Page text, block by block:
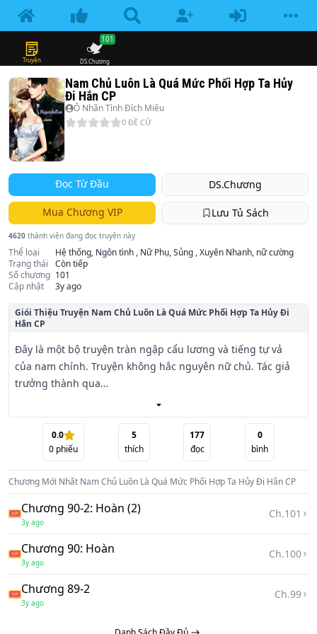
Truyện DS.Chương
101
Nam Chủ Luôn Là Quá Mức Phối Hợp Ta Hủy
Đi Hắn CP
Ô Nhãn Tình Đích Miêu
0 ĐỀ CỬ
Đọc Từ Đầu DS.Chương
Mua Chương VIP Lưu Tủ Sách
4620 thành viên đang đọc truyện này
Thể loại
Hệ thống, Ngôn tình , Nữ Phụ, Sủng , Xuyên Nhanh, nữ cường
Trạng thái
Còn tiếp
Số chương 101
Cập nhật
3y ago
Giói Thiệu Truyện Nam Chủ Luôn Là Quá Mức Phối Hợp Ta Hủy Đi
Hắn CP
Đây là một bộ truyện tràn ngập cẩu lương và tiếng tự vả
của nam chính. Truyện không hắc nguyên nữ chủ. Tác giả
trưởng thành qua
từng thế giới, viết càng ngày càng lên tay
🍃 Văn án
Trong ngôn tình luôn là có một ít nữ xứng như thanh mai
trúc mã, bạn gái cũ, vị hôn thê của nam chính, người qua
đường Giáp Ất
Bính......
Bọn họ đối với nam chính luôn là yêu mà không có được, vì
con đường tình yêu của nam nữ chính mà góp một viên
gạch, cuối cùng nhận
lấy bi kịch.
0.0
0phiếu
5
thích
177
đọc
0
bình
Chương Mới Nhất Nam Chủ Luôn Là Quá Mức Phối Hợp Ta Hủy Đi Hắn CP
Chương 90-2: Hoàn (2)
3y ago
Ch.101
Chương 90: Hoàn
3y ago
Ch.100
Chương 89-2
3y ago
Ch.99